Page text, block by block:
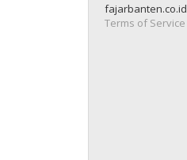
fajarbanten.co.id
Terms of Service